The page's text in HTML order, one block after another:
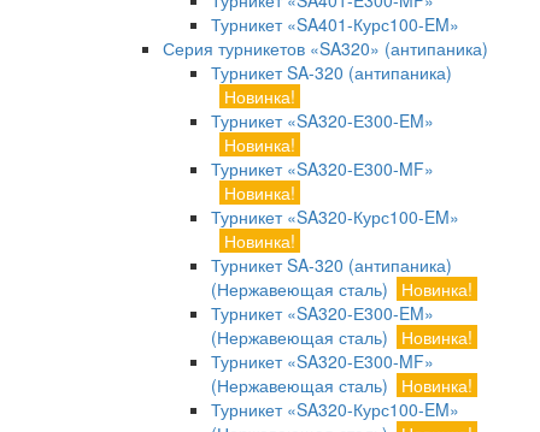
Турникет «SA401-Курс100-EM»
Серия турникетов «SA320» (антипаника)
Турникет SA-320 (антипаника)
Новинка!
Турникет «SA320-Е300-EM»
Новинка!
Турникет «SA320-Е300-MF»
Новинка!
Турникет «SA320-Курс100-EM»
Новинка!
Турникет SA-320 (антипаника)
(Нержавеющая сталь)
Новинка!
Турникет «SA320-Е300-EM»
(Нержавеющая сталь)
Новинка!
Турникет «SA320-Е300-MF»
(Нержавеющая сталь)
Новинка!
Турникет «SA320-Курс100-EM»